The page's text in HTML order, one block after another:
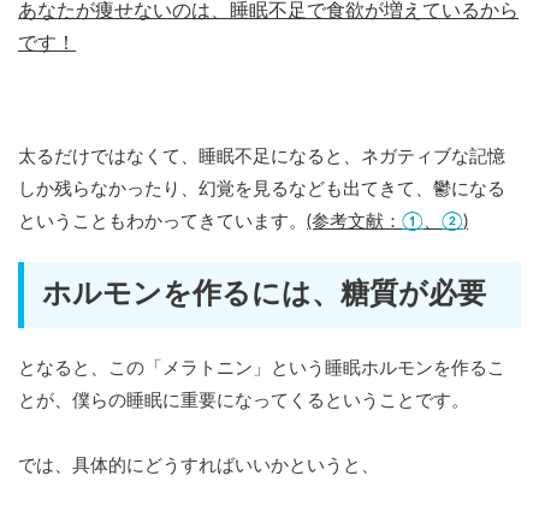
あなたが痩せないのは、睡眠不足で食欲が増えているから
です！
太るだけではなくて、睡眠不足になると、ネガティブな記憶
しか残らなかったり、幻覚を見るなども出てきて、鬱になる
ということもわかってきています。 (参考文献： ① 、 ②)
ホルモンを作るには、糖質が必要
となると、この「メラトニン」という睡眠ホルモンを作るこ
とが、僕らの睡眠に重要になってくるということです。
では、具体的にどうすればいいかというと、